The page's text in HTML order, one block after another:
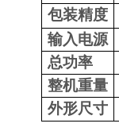
包装精度
输入电源
总功率
整机重量
外形尺寸